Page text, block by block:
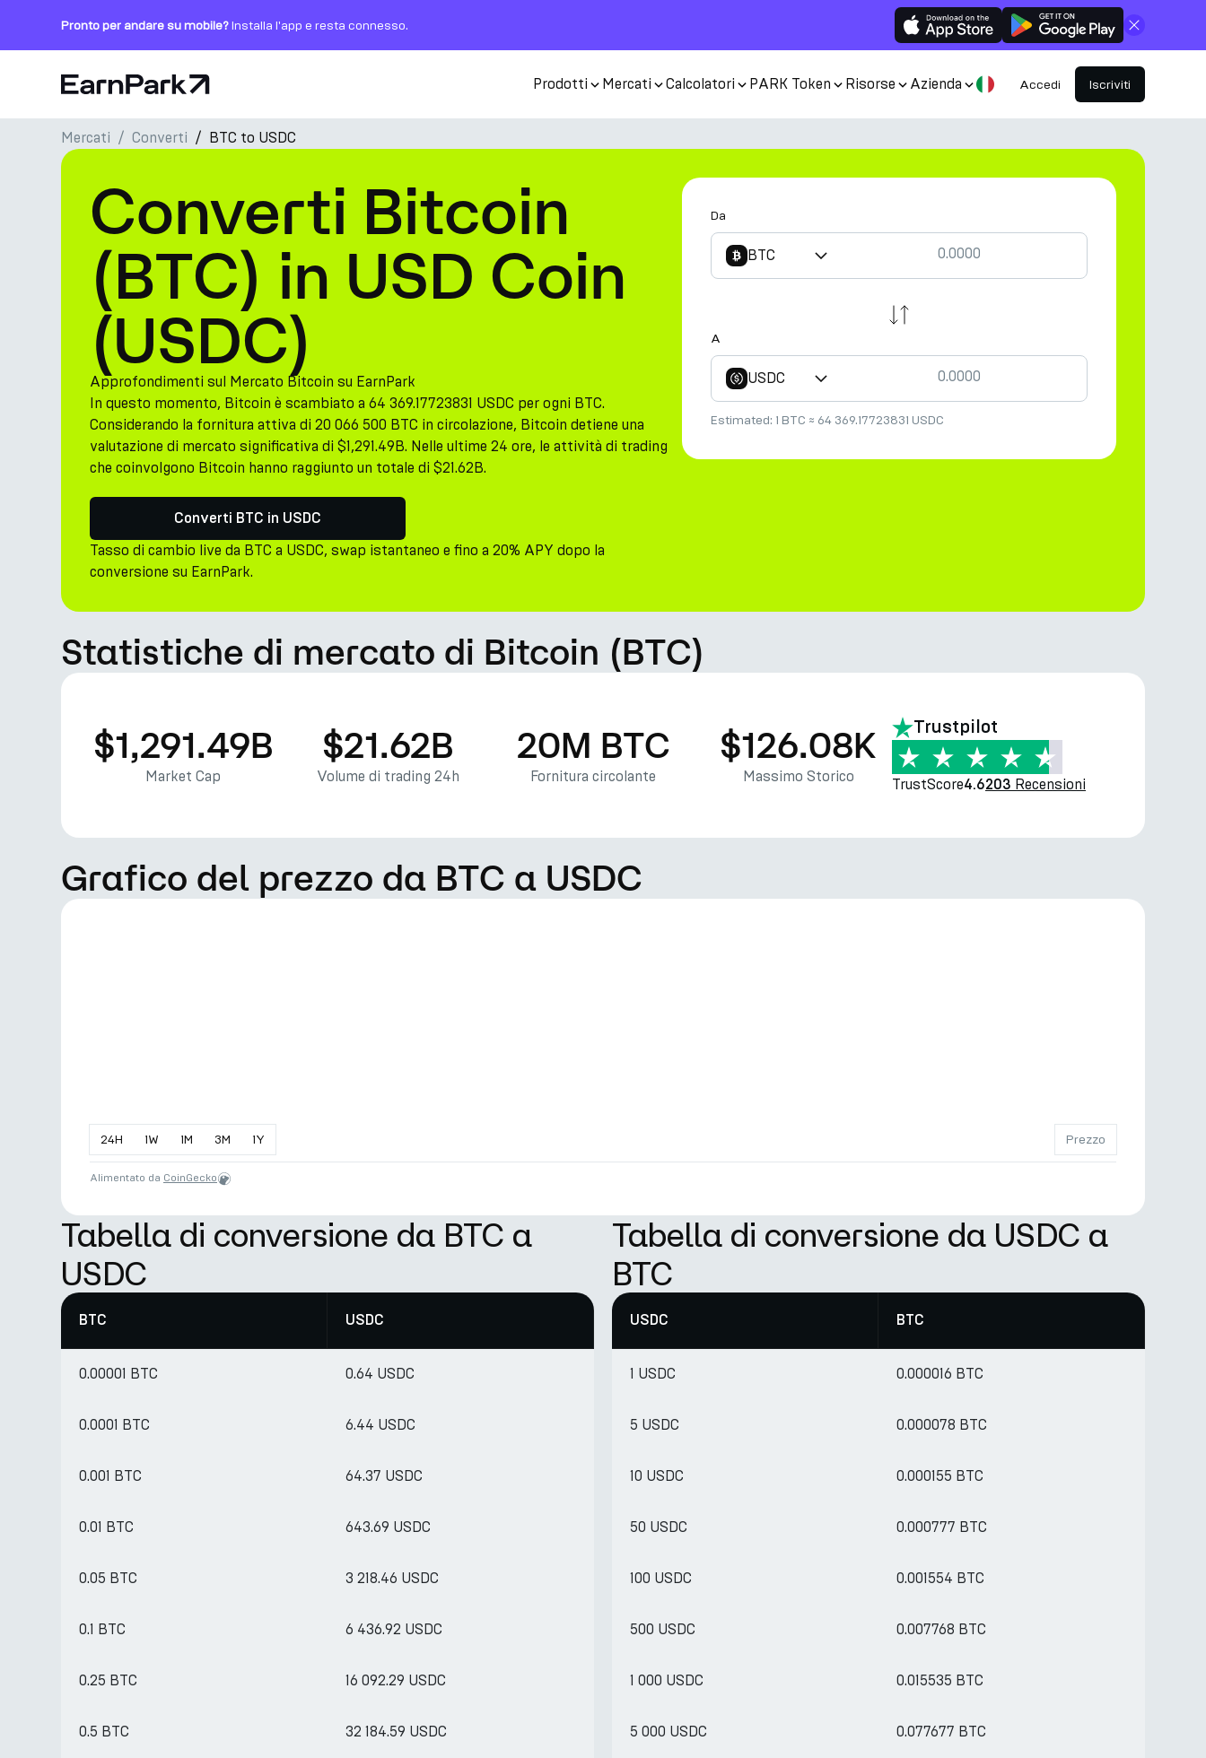
Pronto per andare su mobile?Installa l'app e resta connesso. Chiudi
Pagina principale Prodotti Mercati Calcolatori PARK Token Risorse Azienda Accedi Iscriviti
Prodotti
Mercati
Calcolatori
PARK Token
Risorse
Azienda
Mercati Converti BTC to USDC
Converti Bitcoin
(BTC) in USD Coin
(USDC)
Approfondimenti sul Mercato Bitcoin su EarnPark
In questo momento, Bitcoin è scambiato a 64 369.17723831 USDC per ogni BTC.
Considerando la fornitura attiva di 20 066 500 BTC in circolazione, Bitcoin detiene una
valutazione di mercato significativa di $1,291.49B. Nelle ultime 24 ore, le attività di trading
che coinvolgono Bitcoin hanno raggiunto un totale di $21.62B.
Converti BTC in USDC
Tasso di cambio live da BTC a USDC, swap istantaneo e fino a 20% APY dopo la
conversione su EarnPark.
Da
BTC
A
USDC
Estimated: 1 BTC ≈ 64 369.17723831 USDC
Statistiche di mercato di Bitcoin (BTC)
$1,291.49B
Market Cap
$21.62B
Volume di trading 24h
20M BTC
Fornitura circolante
$126.08K
Massimo Storico
Trustpilot
TrustScore4.6203 Recensioni
Grafico del prezzo da BTC a USDC
24H 1W 1M 3M 1Y Prezzo
Alimentato da CoinGecko
Tabella di conversione da BTC a
USDC
BTC USDC
0.00001 BTC 0.64 USDC
0.0001 BTC 6.44 USDC
0.001 BTC 64.37 USDC
0.01 BTC 643.69 USDC
0.05 BTC 3 218.46 USDC
0.1 BTC 6 436.92 USDC
0.25 BTC 16 092.29 USDC
0.5 BTC 32 184.59 USDC
Tabella di conversione da USDC a
BTC
USDC BTC
1 USDC 0.000016 BTC
5 USDC 0.000078 BTC
10 USDC 0.000155 BTC
50 USDC 0.000777 BTC
100 USDC 0.001554 BTC
500 USDC 0.007768 BTC
1 000 USDC 0.015535 BTC
5 000 USDC 0.077677 BTC